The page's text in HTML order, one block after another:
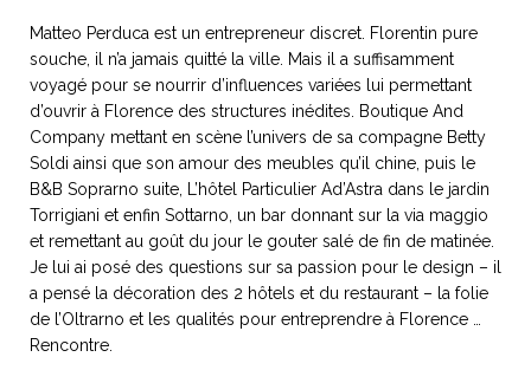
Lucia
Les cuirs de
Toscane
Matteo Perduca est un entrepreneur discret. Florentin pure
souche, il n’a jamais quitté la ville. Mais il a suffisamment
voyagé pour se nourrir d’influences variées lui permettant
d’ouvrir à Florence des structures inédites. Boutique And
Company mettant en scène l’univers de sa compagne Betty
Soldi ainsi que son amour des meubles qu’il chine, puis le
B&B Soprarno suite, L’hôtel Particulier Ad’Astra dans le jardin
Torrigiani et enfin Sottarno, un bar donnant sur la via maggio
et remettant au goût du jour le gouter salé de fin de matinée.
Je lui ai posé des questions sur sa passion pour le design – il
a pensé la décoration des 2 hôtels et du restaurant – la folie
de l’Oltrarno et les qualités pour entreprendre à Florence …
Rencontre.